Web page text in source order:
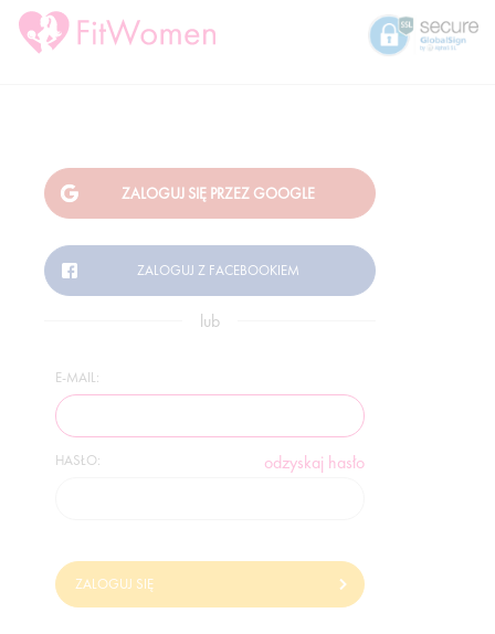
lub
E-MAIL:
HASŁO: odzyskaj hasło
ZALOGUJ SIĘ